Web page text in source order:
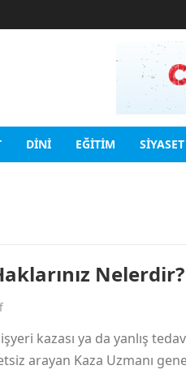
DINI EĞITIM SIYASET
Nelerdir?
kazası ya da yanlış
arayan Kaza Uzmanı